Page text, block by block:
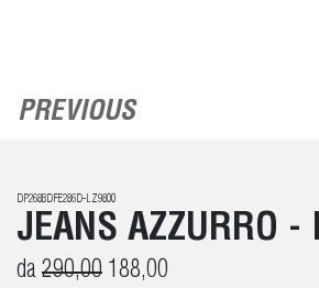
PREVIOUS
DP268BDFE286D-LZ9800
JEANS AZZURRO -
da 290,00 188,00